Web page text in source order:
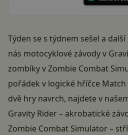
Týden se s týdnem sešel a
nás motocyklové závody v
zombíky v Zombie Combat
pořádek v logické hříčce Match
dvě hry navrch, najdete v
Gravity Rider – akrobatické
Zombie Combat Simulator –